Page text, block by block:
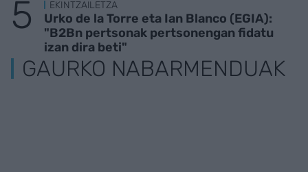
EKINTZAILETZA
Urko de la Torre eta Ian Blanco (EGIA):
"B2Bn pertsonak pertsonengan fidatu
izan dira beti"
GAURKO NABARMENDUAK